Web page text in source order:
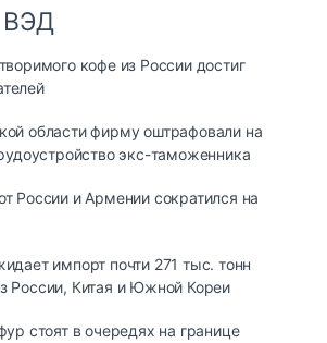
ВЭД
кофе из России достиг
области фирму оштрафовали на
экс-таможенника
России и Армении сократился на
импорт почти 271 тыс. тонн
России, Китая и Южной Кореи
стоят в очередях на границе